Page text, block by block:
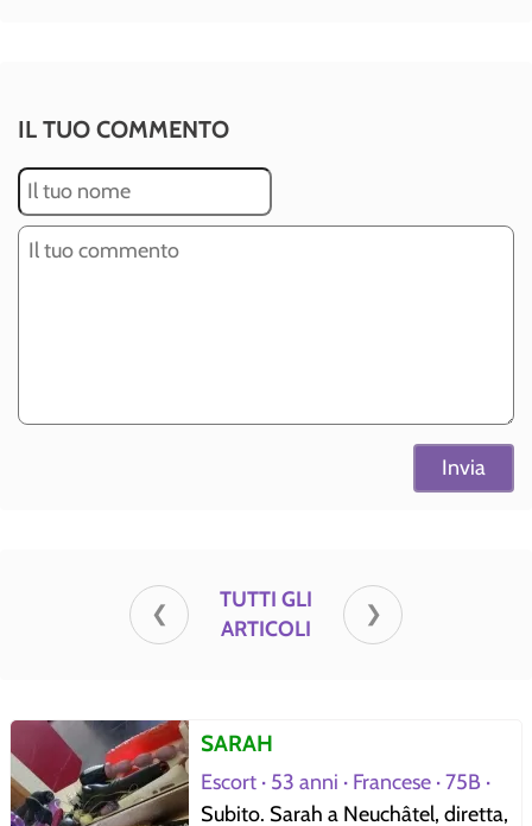
IL TUO COMMENTO
❮
TUTTI GLI
ARTICOLI
❯
SARAH
Escort · 53 anni · Francese · 75B ·
Verificata
Subito. Sarah a Neuchâtel, diretta,